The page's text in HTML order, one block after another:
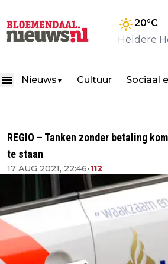
20°C
Heldere
Nieuws ▼ Cultuur Sociaal
REGIO – Tanken zonder betaling
te staan
17 AUG 2021, 22:46•112